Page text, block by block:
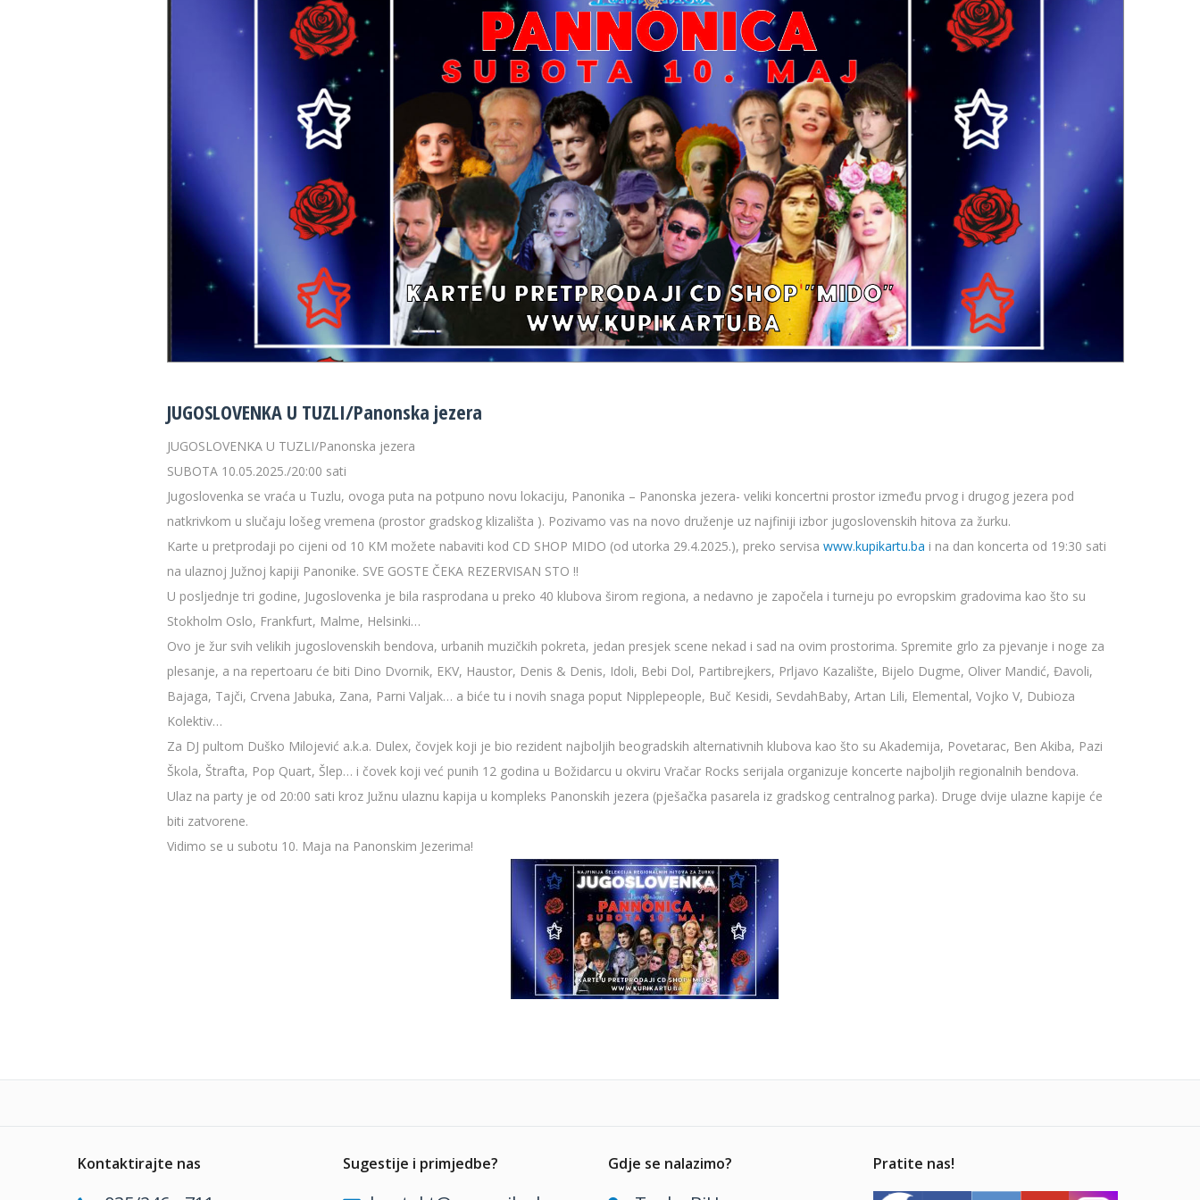
JUGOSLOVENKA U TUZLI/Panonska jezera
JUGOSLOVENKA U TUZLI/Panonska jezera
SUBOTA 10.05.2025./20:00 sati
Jugoslovenka se vraća u Tuzlu, ovoga puta na potpuno novu lokaciju, Panonika – Panonska jezera- veliki koncertni prostor između prvog i drugog jezera pod
natkrivkom u slučaju lošeg vremena (prostor gradskog klizališta ). Pozivamo vas na novo druženje uz najfiniji izbor jugoslovenskih hitova za žurku.
Karte u pretprodaji po cijeni od 10 KM možete nabaviti kod CD SHOP MIDO (od utorka 29.4.2025.), preko servisa www.kupikartu.ba i na dan koncerta od 19:30 sati
na ulaznoj Južnoj kapiji Panonike. SVE GOSTE ČEKA REZERVISAN STO !!
U posljednje tri godine, Jugoslovenka je bila rasprodana u preko 40 klubova širom regiona, a nedavno je započela i turneju po evropskim gradovima kao što su
Stokholm Oslo, Frankfurt, Malme, Helsinki…
Ovo je žur svih velikih jugoslovenskih bendova, urbanih muzičkih pokreta, jedan presjek scene nekad i sad na ovim prostorima. Spremite grlo za pjevanje i noge za
plesanje, a na repertoaru će biti Dino Dvornik, EKV, Haustor, Denis & Denis, Idoli, Bebi Dol, Partibrejkers, Prljavo Kazalište, Bijelo Dugme, Oliver Mandić, Đavoli,
Bajaga, Tajči, Crvena Jabuka, Zana, Parni Valjak… a biće tu i novih snaga poput Nipplepeople, Buč Kesidi, SevdahBaby, Artan Lili, Elemental, Vojko V, Dubioza
Kolektiv…
Za DJ pultom Duško Milojević a.k.a. Dulex, čovjek koji je bio rezident najboljih beogradskih alternativnih klubova kao što su Akademija, Povetarac, Ben Akiba, Pazi
Škola, Štrafta, Pop Quart, Šlep… i čovek koji već punih 12 godina u Božidarcu u okviru Vračar Rocks serijala organizuje koncerte najboljih regionalnih bendova.
Ulaz na party je od 20:00 sati kroz Južnu ulaznu kapija u kompleks Panonskih jezera (pješačka pasarela iz gradskog centralnog parka). Druge dvije ulazne kapije će
biti zatvorene.
Vidimo se u subotu 10. Maja na Panonskim Jezerima!
Kontaktirajte nas Sugestije i primjedbe? Gdje se nalazimo? Pratite nas!